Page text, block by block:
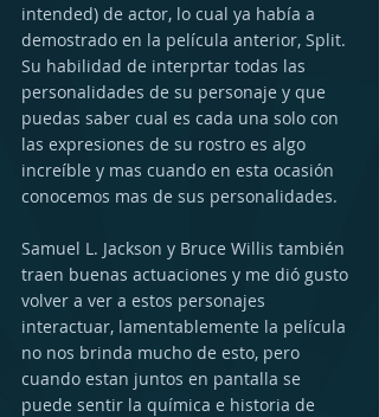
intended) de actor, lo cual ya había a
demostrado en la película anterior, Split.
Su habilidad de interprtar todas las
personalidades de su personaje y que
puedas saber cual es cada una solo con
las expresiones de su rostro es algo
increíble y mas cuando en esta ocasión
conocemos mas de sus personalidades.
Samuel L. Jackson y Bruce Willis también
traen buenas actuaciones y me dió gusto
volver a ver a estos personajes
interactuar, lamentablemente la película
no nos brinda mucho de esto, pero
cuando estan juntos en pantalla se
puede sentir la química e historia de